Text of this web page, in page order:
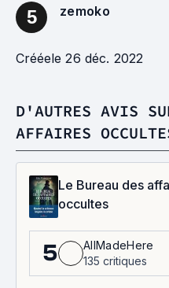
5 zemoko
Crééele 26 déc. 2022
D'AUTRES AVIS
AFFAIRES
Le Bureau des
occultes
5
AllMadeHere
135 critiques